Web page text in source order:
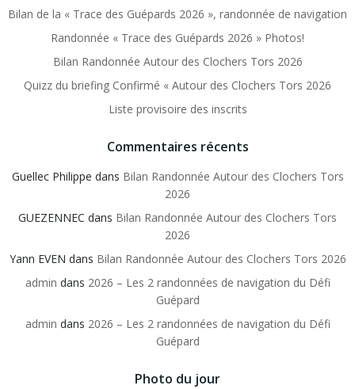
Bilan de la « Trace des Guépards 2026 », randonnée de navigation
Randonnée « Trace des Guépards 2026 » Photos!
Bilan Randonnée Autour des Clochers Tors 2026
Quizz du briefing Confirmé « Autour des Clochers Tors 2026
Liste provisoire des inscrits
Commentaires récents
Guellec Philippe dans Bilan Randonnée Autour des Clochers Tors
2026
GUEZENNEC dans Bilan Randonnée Autour des Clochers Tors
2026
Yann EVEN dans Bilan Randonnée Autour des Clochers Tors 2026
admin dans 2026 – Les 2 randonnées de navigation du Défi
Guépard
admin dans 2026 – Les 2 randonnées de navigation du Défi
Guépard
Photo du jour